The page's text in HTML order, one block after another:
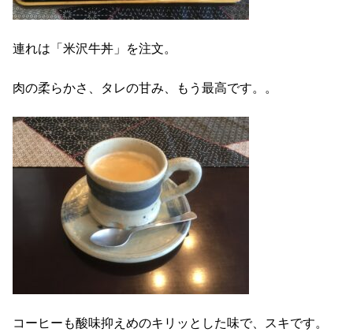
連れは「米沢牛丼」を注文。
肉の柔らかさ、タレの甘み、もう最高です。。
コーヒーも酸味抑えめのキリッとした味で、スキです。